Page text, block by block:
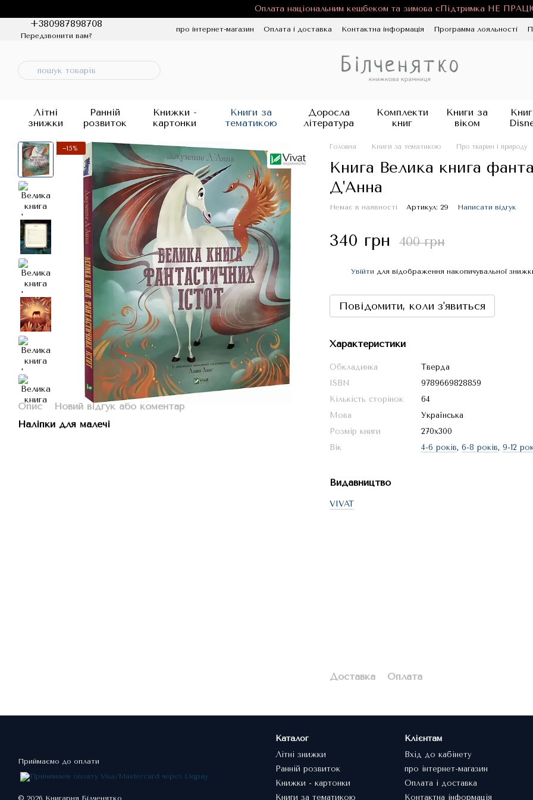
Оплата національним кешбеком та зимова єПідтримка НЕ
+380987898708
Передзвонити вам?
про інтернет-магазин Оплата і доставка Контактна інформація Программа лояльності
Літні
знижки
Ранній
розвиток
Книжки -
картонки
Книги за
тематикою
Доросла
література
Комплекти
книг
Книги за
віком
−15%
Опис
Новий відгук або коментар
Наліпки для малечі
Головна Книги за тематикою Про тварин і природу
Книга Велика книга
Д'Анна
Немає в наявності Артикул: 29 Написати відгук
340 грн 400 грн
Увійти для відображення накопичувальної
Повідомити, коли з'явиться
Характеристики
Обкладинка
Тверда
ISBN
9789669828859
Кількість сторінок
64
Мова
Українська
Розмір книги
270х300
Вік
4-6 років, 6-8 років, 9-12
Видавництво
VIVAT
Доставка Оплата
Приймаємо до оплати
© 2026 Книгарня Білченятко
Каталог
Літні знижки
Ранній розвиток
Книжки - картонки
Книги за тематикою
Клієнтам
Вхід до кабінету
про інтернет-магазин
Оплата і доставка
Контактна інформація